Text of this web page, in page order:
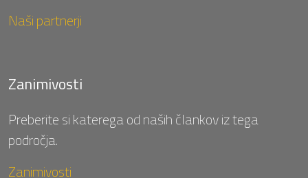
Naši partnerji
Zanimivosti
Preberite si katerega od naših člankov iz tega
področja.
Zanimivosti